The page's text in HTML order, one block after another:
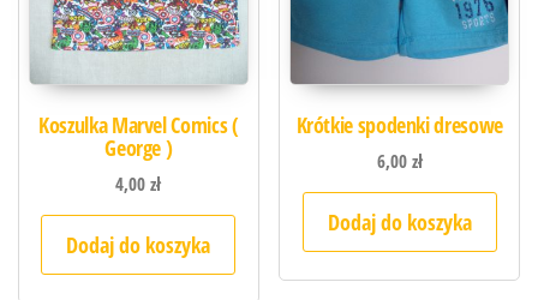
Koszulka Marvel Comics (
George )
4,00zł
Dodaj do koszyka
Krótkie spodenki dresowe
6,00zł
Dodaj do koszyka